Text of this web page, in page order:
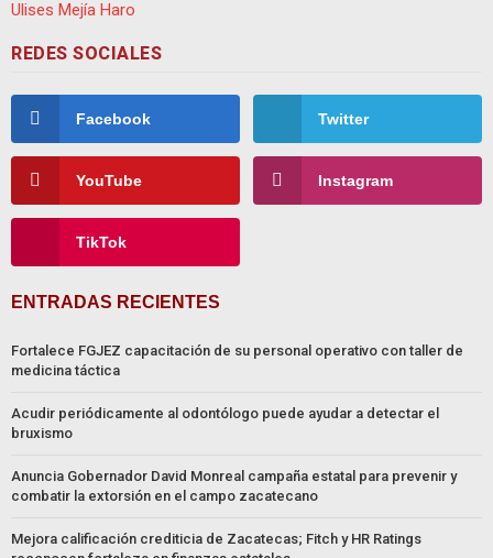
REDES SOCIALES
Facebook Twitter
YouTube Instagram
TikTok
ENTRADAS RECIENTES
Fortalece FGJEZ capacitación de su personal operativo con taller de
medicina táctica
Acudir periódicamente al odontólogo puede ayudar a detectar el
bruxismo
Anuncia Gobernador David Monreal campaña estatal para prevenir y
combatir la extorsión en el campo zacatecano
Mejora calificación crediticia de Zacatecas; Fitch y HR Ratings